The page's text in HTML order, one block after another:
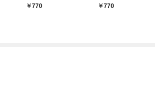
ファントミラージュ！
770
士 ラブパトリーナ！
770